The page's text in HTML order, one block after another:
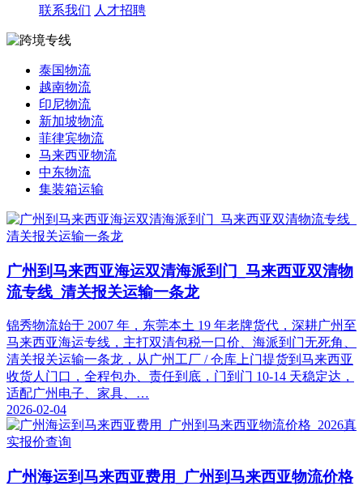
联系我们 人才招聘
泰国物流
越南物流
印尼物流
新加坡物流
菲律宾物流
马来西亚物流
中东物流
集装箱运输
广州到马来西亚海运双清海派到门_马来西亚双清物
流专线_清关报关运输一条龙
锦秀物流始于 2007 年，东莞本土 19 年老牌货代，深耕广州至
马来西亚海运专线，主打双清包税一口价、海派到门无死角、
清关报关运输一条龙，从广州工厂 / 仓库上门提货到马来西亚
收货人门口，全程包办、责任到底，门到门 10-14 天稳定达，
适配广州电子、家具、…
2026-02-04
广州海运到马来西亚费用_广州到马来西亚物流价格